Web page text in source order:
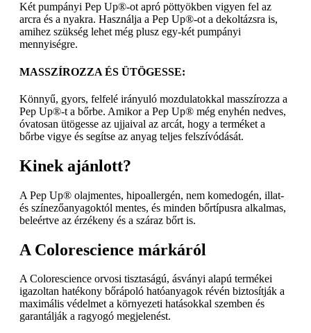
Két pumpányi Pep Up®-ot apró pöttyökben vigyen fel az
arcra és a nyakra. Használja a Pep Up®-ot a dekoltázsra is,
amihez szükség lehet még plusz egy-két pumpányi
mennyiségre.
MASSZÍROZZA ÉS ÜTÖGESSE:
Könnyű, gyors, felfelé irányuló mozdulatokkal masszírozza a
Pep Up®-t a bőrbe. Amikor a Pep Up® még enyhén nedves,
óvatosan ütögesse az ujjaival az arcát, hogy a terméket a
bőrbe vigye és segítse az anyag teljes felszívódását.
Kinek ajánlott?
A Pep Up® olajmentes, hipoallergén, nem komedogén, illat-
és színezőanyagoktól mentes, és minden bőrtípusra alkalmas,
beleértve az érzékeny és a száraz bőrt is.
A Colorescience márkáról
A Colorescience orvosi tisztaságú, ásványi alapú termékei
igazoltan hatékony bőrápoló hatóanyagok révén biztosítják a
maximális védelmet a környezeti hatásokkal szemben és
garantálják a ragyogó megjelenést.